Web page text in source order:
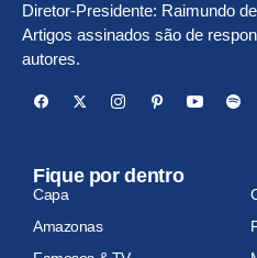
Diretor-Presidente: Raimundo
Artigos assinados são de
autores.
Fique por dentro
Capa
Amazonas